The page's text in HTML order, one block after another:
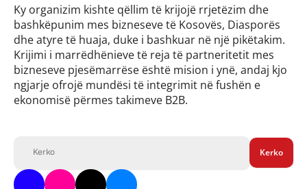
Ky organizim kishte qëllim të krijojë rrjetëzim dhe
bashkëpunim mes bizneseve të Kosovës, Diasporës
dhe atyre të huaja, duke i bashkuar në një pikëtakim.
Krijimi i marrëdhënieve të reja të partneritetit mes
bizneseve pjesëmarrëse është mision i ynë, andaj kjo
ngjarje ofrojë mundësi të integrimit në fushën e
ekonomisë përmes takimeve B2B.
Kerko Kerko